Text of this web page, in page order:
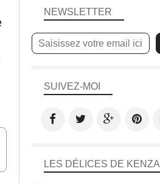
NEWSLETTER
SUIVEZ-MOI
LES DÉLICES DE KENZA